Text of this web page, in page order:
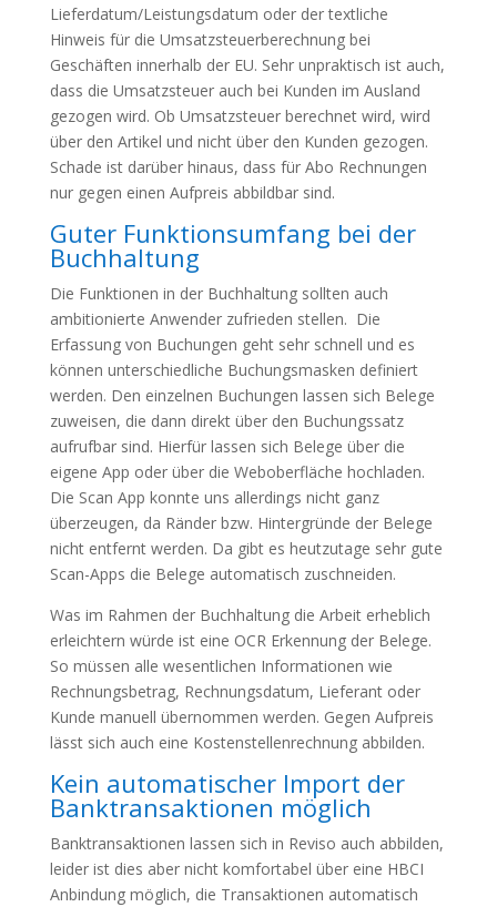
Lieferdatum/Leistungsdatum oder der textliche
Hinweis für die Umsatzsteuerberechnung bei
Geschäften innerhalb der EU. Sehr unpraktisch ist auch,
dass die Umsatzsteuer auch bei Kunden im Ausland
gezogen wird. Ob Umsatzsteuer berechnet wird, wird
über den Artikel und nicht über den Kunden gezogen.
Schade ist darüber hinaus, dass für Abo Rechnungen
nur gegen einen Aufpreis abbildbar sind.
Guter Funktionsumfang bei der
Buchhaltung
Die Funktionen in der Buchhaltung sollten auch
ambitionierte Anwender zufrieden stellen. Die
Erfassung von Buchungen geht sehr schnell und es
können unterschiedliche Buchungsmasken definiert
werden. Den einzelnen Buchungen lassen sich Belege
zuweisen, die dann direkt über den Buchungssatz
aufrufbar sind. Hierfür lassen sich Belege über die
eigene App oder über die Weboberfläche hochladen.
Die Scan App konnte uns allerdings nicht ganz
überzeugen, da Ränder bzw. Hintergründe der Belege
nicht entfernt werden. Da gibt es heutzutage sehr gute
Scan-Apps die Belege automatisch zuschneiden.
Was im Rahmen der Buchhaltung die Arbeit erheblich
erleichtern würde ist eine OCR Erkennung der Belege.
So müssen alle wesentlichen Informationen wie
Rechnungsbetrag, Rechnungsdatum, Lieferant oder
Kunde manuell übernommen werden. Gegen Aufpreis
lässt sich auch eine Kostenstellenrechnung abbilden.
Kein automatischer Import der
Banktransaktionen möglich
Banktransaktionen lassen sich in Reviso auch abbilden,
leider ist dies aber nicht komfortabel über eine HBCI
Anbindung möglich, die Transaktionen automatisch